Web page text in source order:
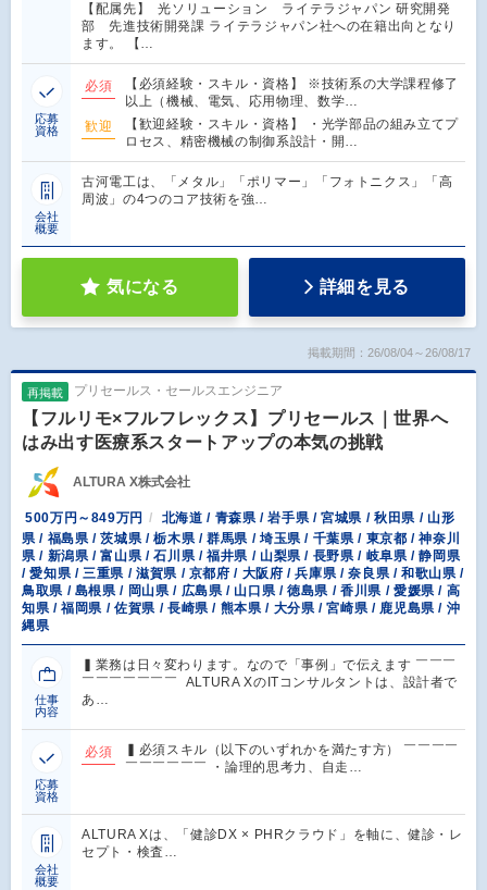
【配属先】 光ソリューション ライテラジャパン 研究開発
部 先進技術開発課 ライテラジャパン社への在籍出向となり
ます。 【…
応募
資格
必須
【必須経験・スキル・資格】 ※技術系の大学課程修了
以上（機械、電気、応用物理、数学…
歓迎
【歓迎経験・スキル・資格】 ・光学部品の組み立てプ
ロセス、精密機械の制御系設計・開…
会社
概要
古河電工は、「メタル」「ポリマー」「フォトニクス」「高
周波」の4つのコア技術を強…
気になる 詳細を見る
掲載期間：26/08/04～26/08/17
再掲載 プリセールス・セールスエンジニア
【フルリモ×フルフレックス】プリセールス｜世界へ
はみ出す医療系スタートアップの本気の挑戦
ALTURA X株式会社
500万円～849万円
北海道 / 青森県 / 岩手県 / 宮城県 / 秋田県 / 山形
県 / 福島県 / 茨城県 / 栃木県 / 群馬県 / 埼玉県 / 千葉県 / 東京都 / 神奈川
県 / 新潟県 / 富山県 / 石川県 / 福井県 / 山梨県 / 長野県 / 岐阜県 / 静岡県
/ 愛知県 / 三重県 / 滋賀県 / 京都府 / 大阪府 / 兵庫県 / 奈良県 / 和歌山県 /
鳥取県 / 島根県 / 岡山県 / 広島県 / 山口県 / 徳島県 / 香川県 / 愛媛県 / 高
知県 / 福岡県 / 佐賀県 / 長崎県 / 熊本県 / 大分県 / 宮崎県 / 鹿児島県 / 沖
縄県
仕事
内容
▍業務は日々変わります。なので「事例」で伝えます ￣￣￣
￣￣￣￣￣￣￣ ALTURA XのITコンサルタントは、設計者で
あ…
応募
資格
必須
▍必須スキル（以下のいずれかを満たす方） ￣￣￣￣
￣￣￣￣￣￣ ・論理的思考力、自走…
会社
概要
ALTURA Xは、「健診DX × PHRクラウド」を軸に、健診・レ
セプト・検査…